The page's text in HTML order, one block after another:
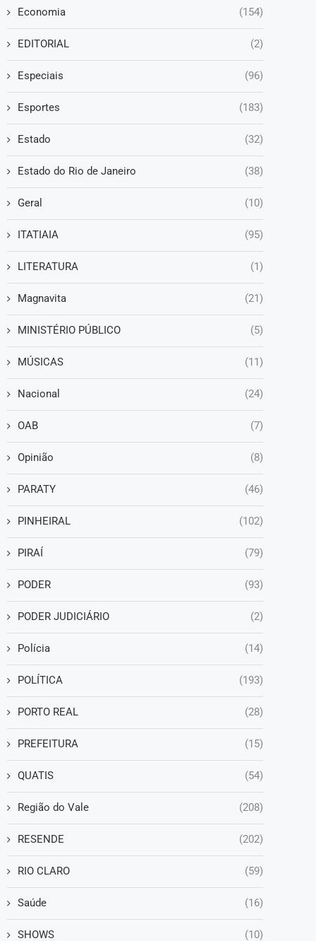
Economia (154)
EDITORIAL (2)
Especiais (96)
Esportes (183)
Estado (32)
Estado do Rio de Janeiro (38)
Geral (10)
ITATIAIA (95)
LITERATURA (1)
Magnavita (21)
MINISTÉRIO PÚBLICO (5)
MÚSICAS (11)
Nacional (24)
OAB (7)
Opinião (8)
PARATY (46)
PINHEIRAL (102)
PIRAÍ (79)
PODER (93)
PODER JUDICIÁRIO (2)
Polícia (14)
POLÍTICA (193)
PORTO REAL (28)
PREFEITURA (15)
QUATIS (54)
Região do Vale (208)
RESENDE (202)
RIO CLARO (59)
Saúde (16)
SHOWS (10)